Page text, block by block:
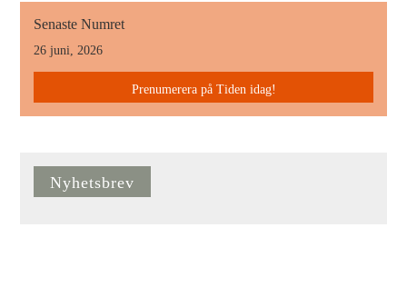
Senaste Numret
26 juni, 2026
Prenumerera på Tiden idag!
Nyhetsbrev